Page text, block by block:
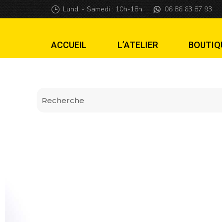
Mod Fantômes
Lundi - Samedi : 10h-18h 06 86 63 87 93
ACCUEIL L’ATELIER